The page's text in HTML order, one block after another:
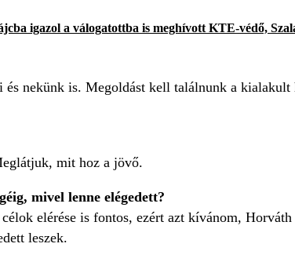
igazol a válogatottba is meghívott KTE-védő,
nekünk is. Megoldást kell találnunk a kialakult
mit hoz a jövő.
mivel lenne elégedett?
elérése is fontos, ezért azt kívánom,
leszek.